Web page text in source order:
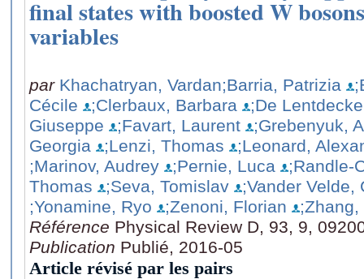
final states with boosted W
variables
par Khachatryan, Vardan;Barria, Patrizia
Cécile
;Clerbaux, Barbara
;De
Giuseppe
;Favart, Laurent
;Grebenyuk,
Georgia
;Lenzi, Thomas
;Leonard,
;Marinov, Audrey
;Pernie, Luca
;Randle-
Thomas
;Seva, Tomislav
;Vander Velde,
;Yonamine, Ryo
;Zenoni, Florian
Référence Physical Review D, 93, 9,
Publication Publié, 2016-05
Article révisé par les pairs